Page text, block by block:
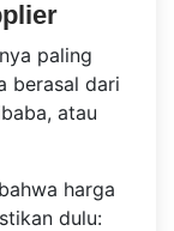
paling
berasal dari
atau
harga
dulu: